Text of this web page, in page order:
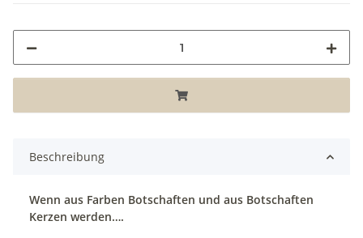
Beschreibung
Wenn aus Farben Botschaften und aus Botschaften
Kerzen werden….